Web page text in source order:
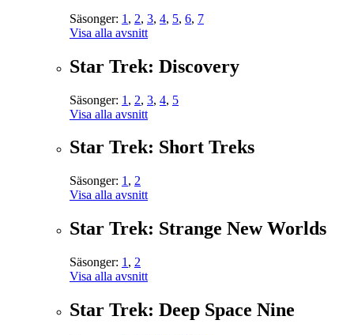
Säsonger: 1 , 2, 3, 4, 5, 6, 7
Visa alla avsnitt
Star Trek: Discovery
Säsonger: 1 , 2, 3, 4, 5
Visa alla avsnitt
Star Trek: Short Treks
Säsonger: 1 , 2
Visa alla avsnitt
Star Trek: Strange New Worlds
Säsonger: 1 , 2
Visa alla avsnitt
Star Trek: Deep Space Nine